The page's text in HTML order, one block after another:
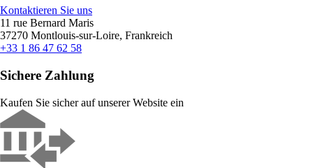
Kontaktieren Sie uns
11 rue Bernard Maris
37270 Montlouis-sur-Loire, Frankreich
+33 1 86 47 62 58
Sichere Zahlung
Kaufen Sie sicher auf unserer Website ein